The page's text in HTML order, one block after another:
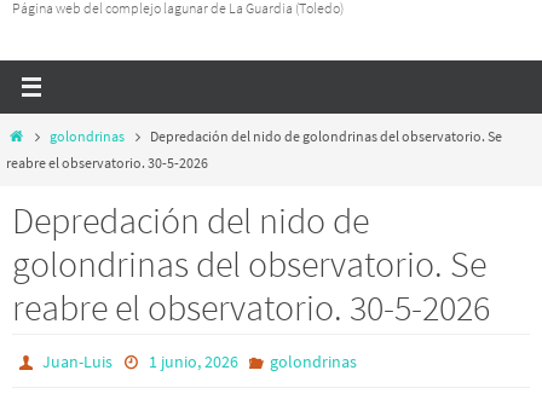
Página web del complejo lagunar de La Guardia (Toledo)
Iniciogolondrinas
Depredación del nido de golondrinas del observatorio. Se
reabre el observatorio. 30-5-2026
Depredación del nido de
golondrinas del observatorio. Se
reabre el observatorio. 30-5-2026
Juan-Luis 1 junio, 2026 golondrinas